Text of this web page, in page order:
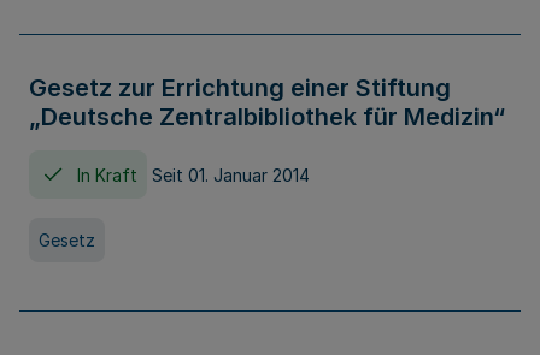
Gesetz zur Errichtung einer Stiftung
„Deutsche Zentralbibliothek für Medizin“
In Kraft Seit 01. Januar 2014
Gesetz